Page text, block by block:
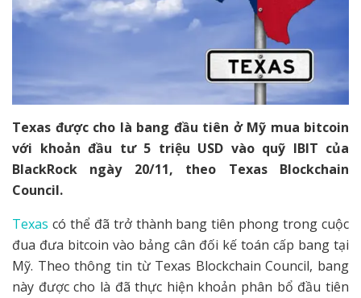
Texas được cho là bang đầu tiên ở Mỹ mua bitcoin
với khoản đầu tư 5 triệu USD vào quỹ IBIT của
BlackRock ngày 20/11, theo Texas Blockchain
Council.
Texas có thể đã trở thành bang tiên phong trong cuộc
đua đưa bitcoin vào bảng cân đối kế toán cấp bang tại
Mỹ. Theo thông tin từ Texas Blockchain Council, bang
này được cho là đã thực hiện khoản phân bổ đầu tiên